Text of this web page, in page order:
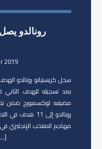
2019
بعد تسجيله للهدف
رونالدو إلى 11
مهاجم المنتخب الإنجليزي
يوفنتوس من هدفه